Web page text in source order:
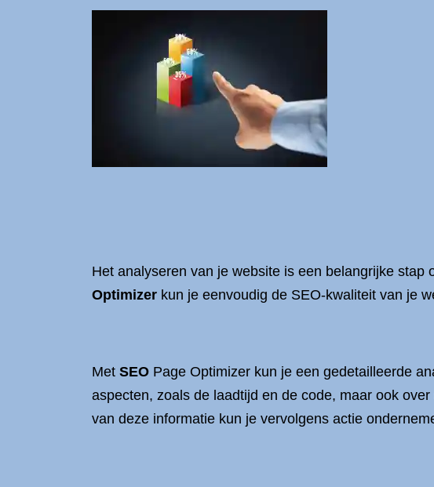
Het analyseren van je website is een belangrijke
Optimizer kun je eenvoudig de SEO-kwaliteit van je
Met SEO Page Optimizer kun je een gedetailleerde
aspecten, zoals de laadtijd en de code, maar ook
van deze informatie kun je vervolgens actie